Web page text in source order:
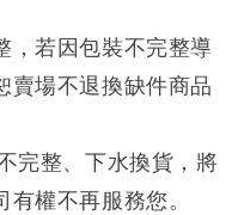
，若因包裝不完整導
賣場不退換缺件商品
完整、下水換貨，將
權不再服務您。